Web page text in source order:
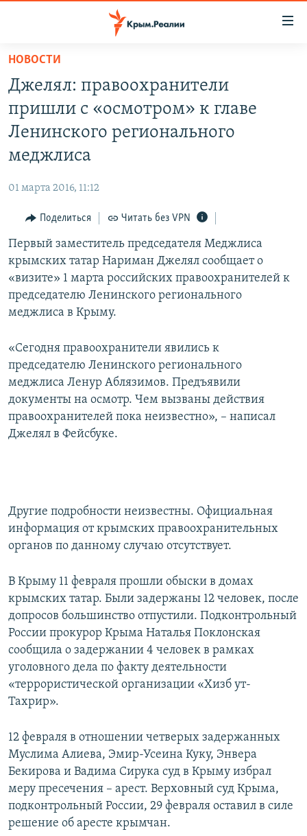
Вернуться
основному
содержанию
Вернутся
главной
Вернутся
поиску
СПЕЦПРОЕКТЫ
ВОДА
ИНТЕРАКТИВ
ИНФОГРАФИКА
ТЕЛЕПРОЕКТ КРЫМ.РЕАЛИИ
СОВЕТЫ ПРАВОЗАЩИТНИКОВ
ПРОПАВШИЕ БЕЗ ВЕСТИ
ПОБЕДИТЕЛЕЙ НЕ СУДЯТ?
КРЫМ.НЕПОКОРЕННЫЙ
ELIFBE
УКРАИНСКАЯ ПРОБЛЕМА КРЫМА
РАДІО СВОБОДА
КАК ОБОЙТИ БЛОКИРОВКУ
Українською
Qırımtatar
ПРИСОЕДИНЯЙТЕСЬ!
Все сайты RFE/RL
НОВОСТИ
Джелял: правоохранители
пришли с «осмотром» к главе
Ленинского регионального
меджлиса
01 марта 2016, 11:12
Поделиться Читать без VPN
Первый заместитель председателя Меджлиса
крымских татар Нариман Джелял сообщает о
«визите» 1 марта российских правоохранителей к
председателю Ленинского регионального
меджлиса в Крыму.
«Сегодня правоохранители явились к
председателю Ленинского регионального
меджлиса Ленур Аблязимов. Предъявили
документы на осмотр. Чем вызваны действия
правоохранителей пока неизвестно», – написал
Джелял в Фейсбуке.
Другие подробности неизвестны. Официальная
информация от крымских правоохранительных
органов по данному случаю отсутствует.
В Крыму 11 февраля прошли обыски в домах
крымских татар. Были задержаны 12 человек, после
допросов большинство отпустили. Подконтрольный
России прокурор Крыма Наталья Поклонская
сообщила о задержании 4 человек в рамках
уголовного дела по факту деятельности
«террористической организации «Хизб ут-
Тахрир».
12 февраля в отношении четверых задержанных
Муслима Алиева, Эмир-Усеина Куку, Энвера
Бекирова и Вадима Сирука суд в Крыму избрал
меру пресечения – арест. Верховный суд Крыма,
подконтрольный России, 29 февраля оставил в силе
решение об аресте крымчан.